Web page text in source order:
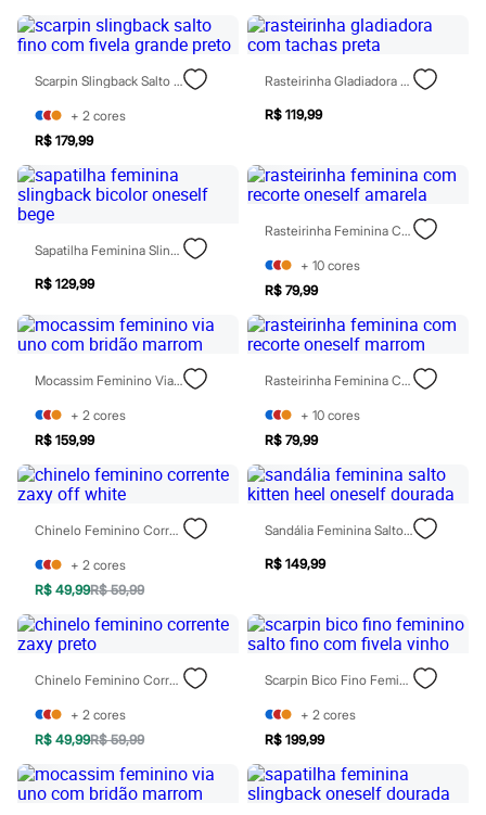
Palomino
Moda íntima
Calcinhas
Cuecas
Meias
Pijamas
Moda praia
Biquínis e Maiôs
Blusas de proteção
Sungas
Personagens
Bluey
Disney
Homem Aranha
Naruto
Patrulha Canina
Stitch
Beleza
Kits
Perfumes árabes
Novidades
Cabelos
Condicionador
Escovas e Pentes
Finalizadores
Shampoo
Tratamento
Cuidados com o corpo
Hidratante
Protetor solar
Tratamento
Cuidados com o rosto
Hidratante
Protetor solar
Maquiagens
Base
Scarpin Slingback Salto Fino Com Fivela Grande Preto
+ 2 cores
R$ 179,99
Rasteirinha Gladiadora Com Tachas Preta
R$ 119,99
Sapatilha Feminina Slingback Bicolor Oneself Bege
R$ 129,99
Rasteirinha Feminina Com Recorte Oneself Amarela
+ 10 cores
R$ 79,99
Mocassim Feminino Via Uno Com Bridão Marrom
+ 2 cores
R$ 159,99
Rasteirinha Feminina Com Recorte Oneself Marrom
+ 10 cores
R$ 79,99
Chinelo Feminino Corrente Zaxy Off White
+ 2 cores
R$ 49,99R$ 59,99
Sandália Feminina Salto Kitten Heel Oneself Dourada
R$ 149,99
Chinelo Feminino Corrente Zaxy Preto
+ 2 cores
R$ 49,99R$ 59,99
Scarpin Bico Fino Feminino Salto Fino Com Fivela Vinho
+ 2 cores
R$ 199,99